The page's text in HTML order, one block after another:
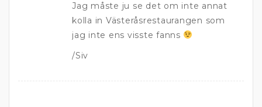
Jag måste ju se det om inte annat
kolla in Västeråsrestaurangen som
jag inte ens visste fanns
/Siv